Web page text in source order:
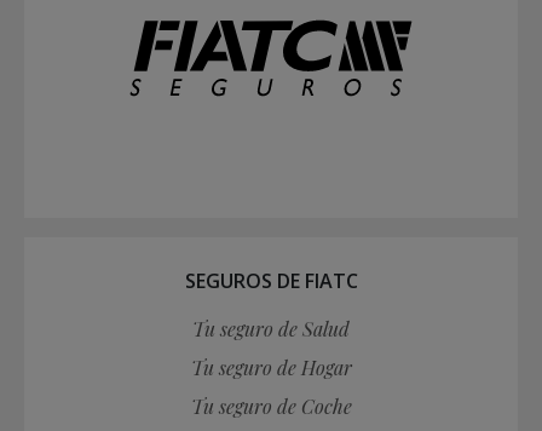
SEGUROS DE FIATC
Tu seguro de Salud
Tu seguro de Hogar
Tu seguro de Coche